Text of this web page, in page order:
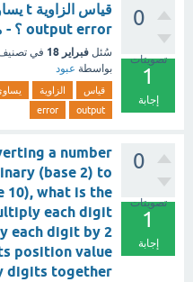
0
تصويتات
1
إجابة
output error ؟ - مع الشرح
سُئل فبراير 18 في
بواسطة عبود
قياس الزاوية
output
error
0
تصويتات
1
إجابة
a number
(base 2) to
10), what is the
each digit
each digit by 2
position value
digits together